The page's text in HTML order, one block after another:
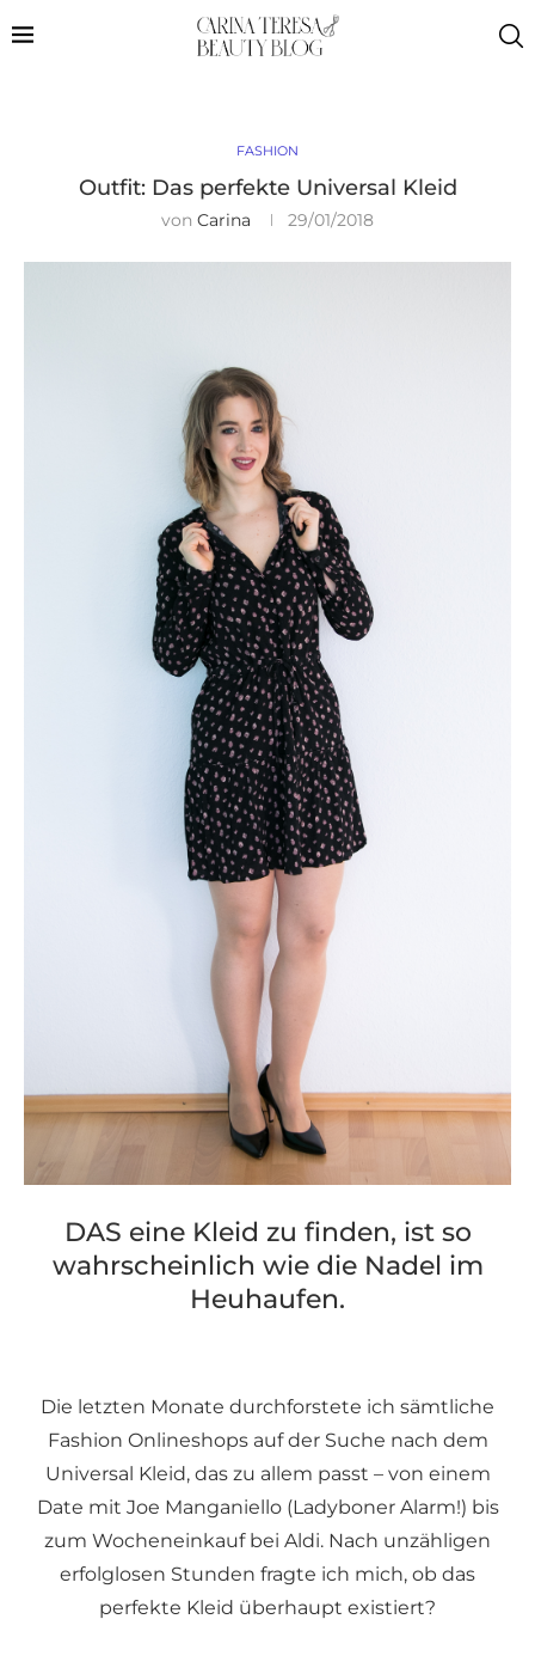
FASHION
Outfit: Das perfekte Universal Kleid
von Carina 29/01/2018
DAS eine Kleid zu finden, ist so
wahrscheinlich wie die Nadel im
Heuhaufen.
Die letzten Monate durchforstete ich sämtliche
Fashion Onlineshops auf der Suche nach dem
Universal Kleid, das zu allem passt – von einem
Date mit Joe Manganiello (Ladyboner Alarm!) bis
zum Wocheneinkauf bei Aldi. Nach unzähligen
erfolglosen Stunden fragte ich mich, ob das
perfekte Kleid überhaupt existiert?